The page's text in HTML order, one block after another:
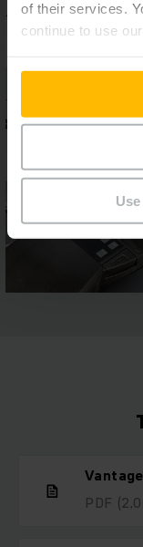
of their services.
continue to use
PDF